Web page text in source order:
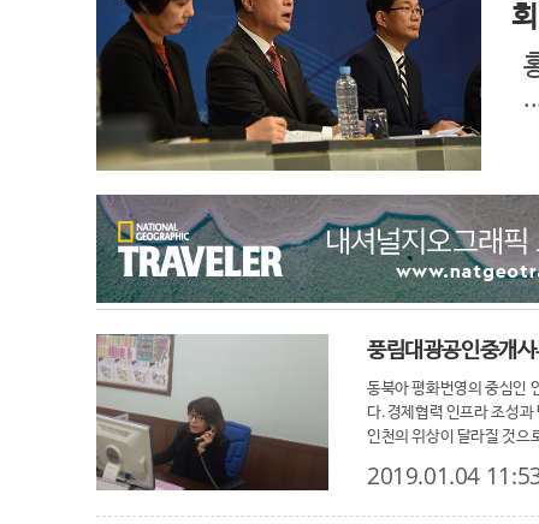
회
풍림대광공인중개
동북아 평화번영의 중심인
다. 경제협력 인프라 조성
인천의 위상이 달라질 것으
2019.01.04